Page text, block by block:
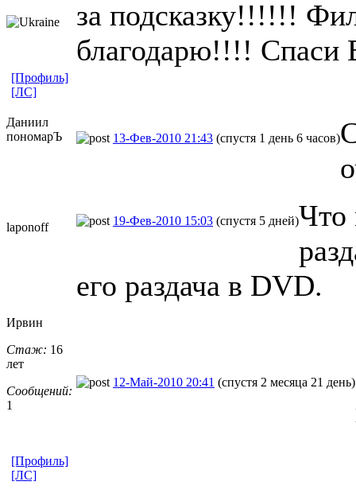
за подсказку!!!!!!
благодарю!!!! Спаси
[Профиль]
[ЛС]
Даниил
пономарЪ
13-Фев-2010 21:43 (спустя 1 день 6 часов)
laponoff 19-Фев-2010 15:03 (спустя 5 дней)Что
его раздача в DVD.
Ирвин
Стаж: 16
лет
Сообщений:
1
12-Май-2010 20:41 (спустя 2 месяца 21 день)
[Профиль]
[ЛС]